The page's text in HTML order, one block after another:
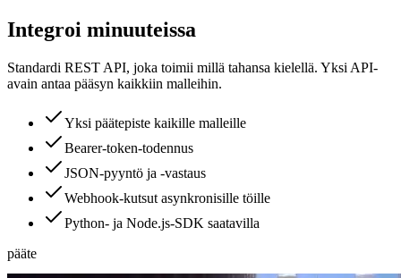
Integroi minuuteissa
Standardi REST API, joka toimii millä tahansa kielellä. Yksi API-
avain antaa pääsyn kaikkiin malleihin.
Yksi päätepiste kaikille malleille
Bearer-token-todennus
JSON-pyyntö ja -vastaus
Webhook-kutsut asynkronisille töille
Python- ja Node.js-SDK saatavilla
pääte